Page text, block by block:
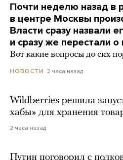
Почти неделю назад в
в центре Москвы
Власти сразу назвали
и сразу же перестали о
Вот какие вопросы до сих
НОВОСТИ 2 часа назад
Wildberries решила
хабы» для хранения
2 часа назад
Путин поговорил с